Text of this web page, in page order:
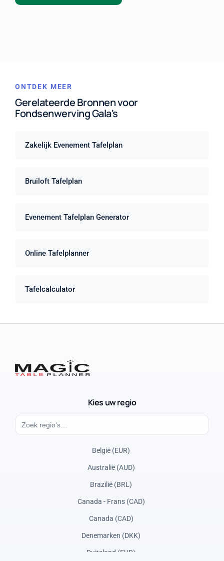
ONTDEK MEER
Gerelateerde Bronnen voor
Fondsenwerving Gala's
Zakelijk Evenement Tafelplan
Bruiloft Tafelplan
Evenement Tafelplan Generator
Online Tafelplanner
Tafelcalculator
Kies uw regio
België (EUR)
Australië (AUD)
Brazilië (BRL)
Canada - Frans (CAD)
Canada (CAD)
Denemarken (DKK)
Duitsland (EUR)